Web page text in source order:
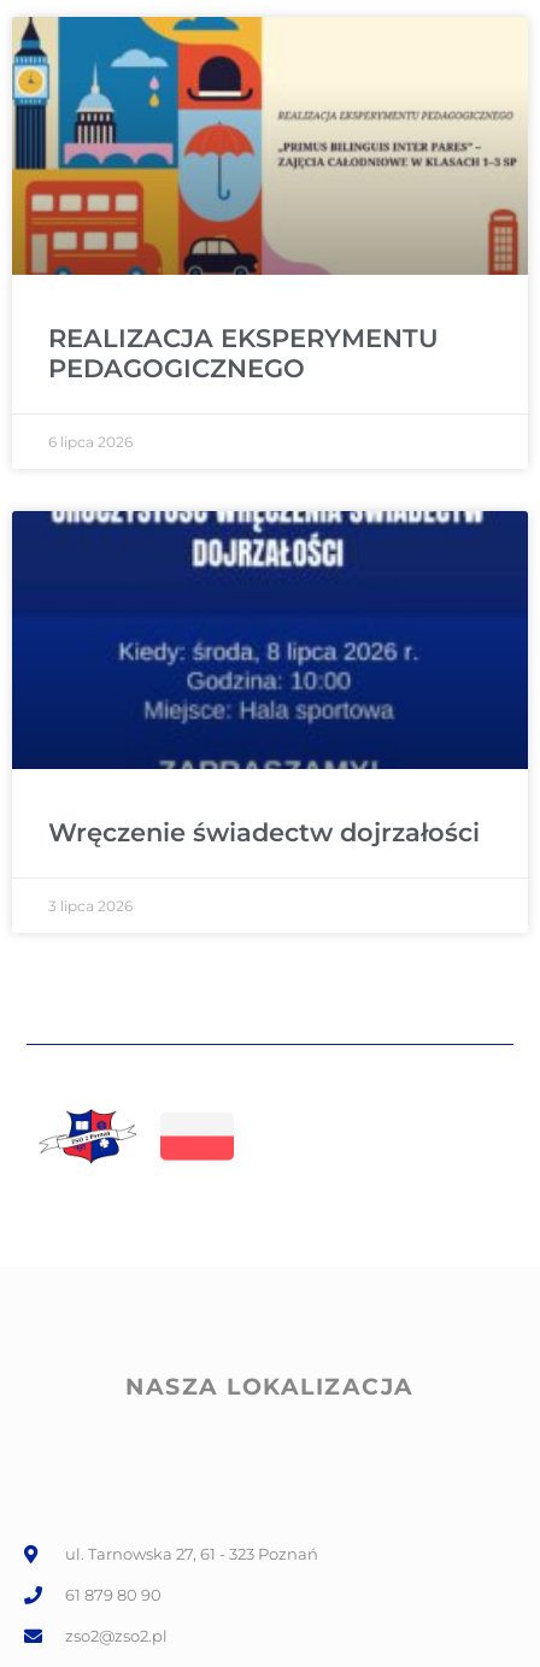
REALIZACJA EKSPERYMENTU
PEDAGOGICZNEGO
6 lipca 2026
Wręczenie świadectw dojrzałości
3 lipca 2026
NASZA LOKALIZACJA
ul. Tarnowska 27, 61 - 323 Poznań
61 879 80 90
zso2@zso2.pl